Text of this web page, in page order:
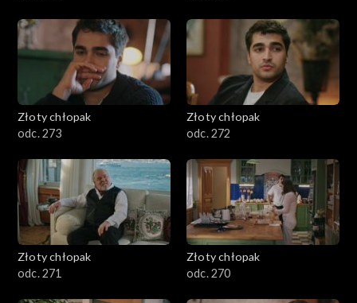
Złoty chłopak
odc. 273
Złoty chłopak
odc. 272
Złoty chłopak
odc. 271
Złoty chłopak
odc. 270